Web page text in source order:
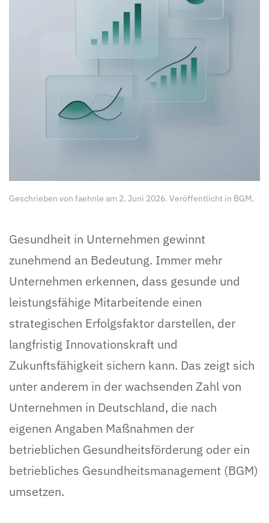
Geschrieben von faehnle am 2. Juni 2026. Veröffentlicht in BGM.
Gesundheit in Unternehmen gewinnt
zunehmend an Bedeutung. Immer mehr
Unternehmen erkennen, dass gesunde und
leistungsfähige Mitarbeitende einen
strategischen Erfolgsfaktor darstellen, der
langfristig Innovationskraft und
Zukunftsfähigkeit sichern kann. Das zeigt sich
unter anderem in der wachsenden Zahl von
Unternehmen in Deutschland, die nach
eigenen Angaben Maßnahmen der
betrieblichen Gesundheitsförderung oder ein
betriebliches Gesundheitsmanagement (BGM)
umsetzen.